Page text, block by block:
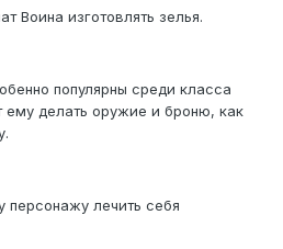
Воина изготовлять зелья.
популярны среди класса
ему делать оружие и броню, как
персонажу лечить себя